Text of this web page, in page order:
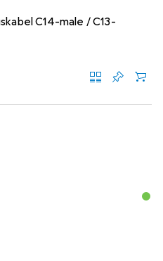
C14-male / C13-